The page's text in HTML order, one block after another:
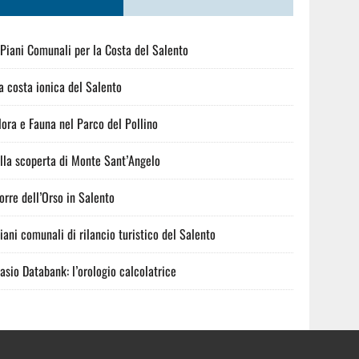
Comunali per la Costa del Salento
costa ionica del Salento
e Fauna nel Parco del Pollino
scoperta di Monte Sant’Angelo
dell’Orso in Salento
comunali di rilancio turistico del Salento
Databank: l’orologio calcolatrice